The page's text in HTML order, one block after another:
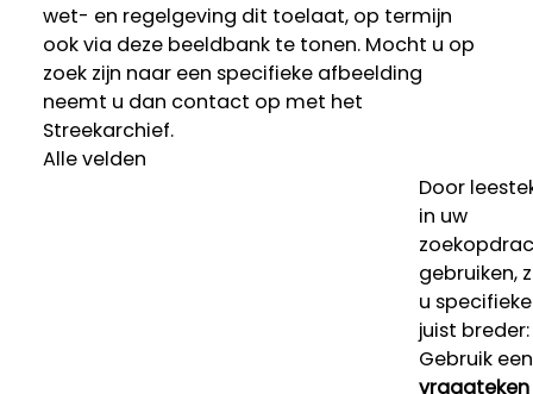
wet- en regelgeving dit toelaat, op termijn
ook via deze beeldbank te tonen. Mocht u op
zoek zijn naar een specifieke afbeelding
neemt u dan contact op met het
Streekarchief.
Alle velden
Door
in uw
gebruiken,
u
juist breder:
Gebruik een